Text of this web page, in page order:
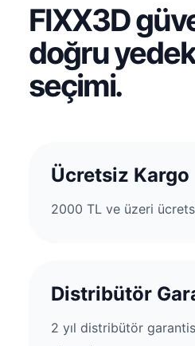
FIXX3D
doğru
seçimi.
Ücretsiz Kargo
2000 TL ve üzeri
Distribütör
2 yıl distribütör